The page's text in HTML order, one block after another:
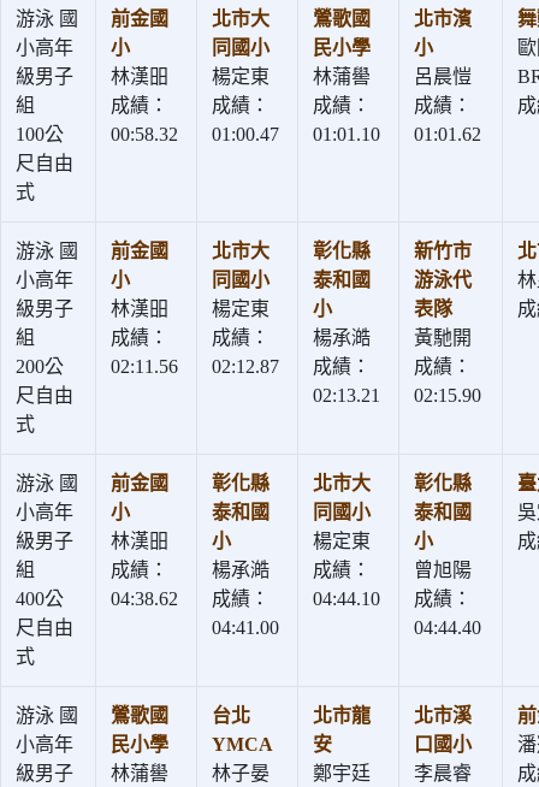
游泳 國
小高年
級男子
組
100公
尺自由
式
前金國
小
林漢昍
成績：
00:58.32
北市大
同國小
楊定東
成績：
01:00.47
鶯歌國
民小學
林蒲嚳
成績：
01:01.10
北市濱
小
呂晨愷
成績：
01:01.62
游泳 國
小高年
級男子
組
200公
尺自由
式
前金國
小
林漢昍
成績：
02:11.56
北市大
同國小
楊定東
成績：
02:12.87
彰化縣
泰和國
小
楊承澔
成績：
02:13.21
新竹市
游泳代
表隊
黃馳開
成績：
02:15.90
游泳 國
小高年
級男子
組
400公
尺自由
式
前金國
小
林漢昍
成績：
04:38.62
彰化縣
泰和國
小
楊承澔
成績：
04:41.00
北市大
同國小
楊定東
成績：
04:44.10
彰化縣
泰和國
小
曾旭陽
成績：
04:44.40
游泳 國
小高年
級男子
鶯歌國
民小學
林蒲嚳
台北
YMCA
林子晏
北市龍
安
鄭宇廷
北市溪
口國小
李晨睿